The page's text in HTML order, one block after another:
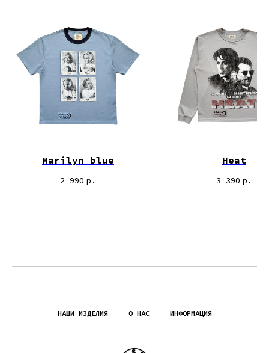
Marilyn blue
2 990 р.
Heat
3 390 р.
НАШИ ИЗДЕЛИЯ О НАС ИНФОРМАЦИЯ